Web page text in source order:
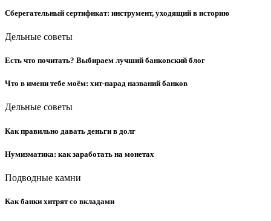
Сберегательный сертификат: инструмент, уходящий в историю
Дельные советы
Есть что почитать? Выбираем лучший банковский блог
Что в имени тебе моём: хит-парад названий банков
Дельные советы
Как правильно давать деньги в долг
Нумизматика: как заработать на монетах
Подводные камни
Как банки хитрят со вкладами